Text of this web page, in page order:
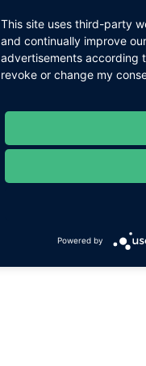
This site uses third-party
and continually improve
advertisements according
revoke or change my
Powered by